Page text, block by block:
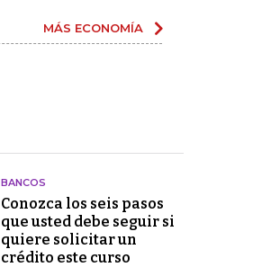
MÁS ECONOMÍA
BANCOS
Conozca los seis pasos
que usted debe seguir si
quiere solicitar un
crédito este curso